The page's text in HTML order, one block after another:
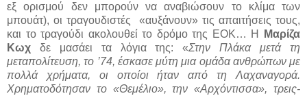
εξ ορισμού δεν μπορούν να αναβιώσουν το κλίμα των
μπουάτ), οι τραγουδιστές
«αυξάνουν» τις απαιτήσεις τους,
και το τραγούδι ακολουθεί το δρόμο της ΕΟΚ… Η
Μαρίζα
Κωχ δε μασάει τα λόγια της: «Στην Πλάκα μετά τη
μεταπολίτευση, το ’74, έσκασε μύτη μια ομάδα ανθρώπων με
πολλά χρήματα, οι οποίοι ήταν από τη Λαχαναγορά.
Χρηματοδότησαν το «Θεμέλιο», την «Αρχόντισσα», τρεις-